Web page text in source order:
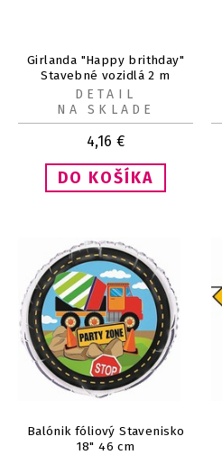
Girlanda "Happy brithday"
Stavebné vozidlá 2 m
4,16 €
DETAIL
NA SKLADE
Balónik fóliový Stavenisko
18" 46 cm